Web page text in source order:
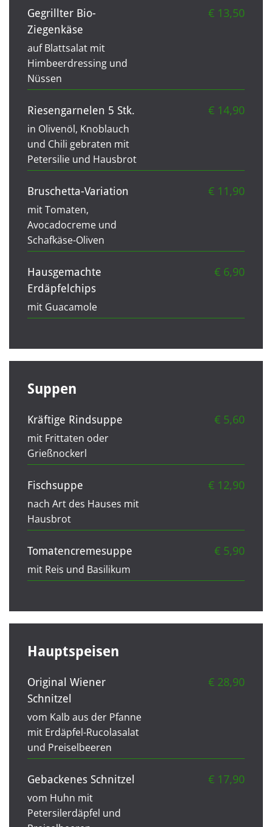
Gegrillter Bio-
Ziegenkäse
€ 13,50
auf Blattsalat mit
Himbeerdressing und
Nüssen
Riesengarnelen 5 Stk. € 14,90
in Olivenöl, Knoblauch
und Chili gebraten mit
Petersilie und Hausbrot
Bruschetta-Variation € 11,90
mit Tomaten,
Avocadocreme und
Schafkäse-Oliven
Hausgemachte
Erdäpfelchips
€ 6,90
mit Guacamole
Suppen
Kräftige Rindsuppe € 5,60
mit Frittaten oder
Grießnockerl
Fischsuppe € 12,90
nach Art des Hauses mit
Hausbrot
Tomatencremesuppe € 5,90
mit Reis und Basilikum
Hauptspeisen
Original Wiener
Schnitzel
€ 28,90
vom Kalb aus der Pfanne
mit Erdäpfel-Rucolasalat
und Preiselbeeren
Gebackenes Schnitzel € 17,90
vom Huhn mit
Petersilerdäpfel und